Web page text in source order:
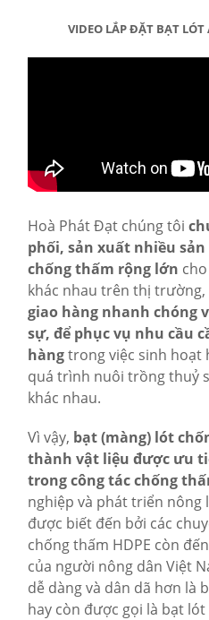
VIDEO LẮP ĐẶT BẠT
Hoà Phát Đạt chúng tôi
phối, sản xuất nhiều
chống thấm rộng lớn
khác nhau trên thị
giao hàng nhanh chóng
sự, để phục vụ nhu cầu
hàngtrong việc sinh hoạt
quá trình nuôi trồng thuỷ
khác nhau.
Vì vậy, bạt (màng) lót
thành vật liệu được ưu
trong công tác chống
nghiệp và phát triển nông
được biết đến bởi các
chống thấm HDPE còn
của người nông dân Việt
dễ dàng và dân dã hơn là
hay còn được gọi là bạt